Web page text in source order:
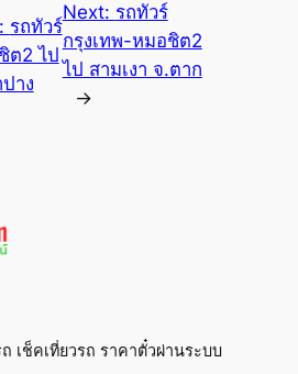
รถทัวร์
ต2 ไป
าง
Next: รถทัวร์
กรุงเทพ-หมอชิต2
ไป สามเงา จ.ตาก
→
เช็คเที่ยวรถ ราคาตั๋วผ่านระบบ